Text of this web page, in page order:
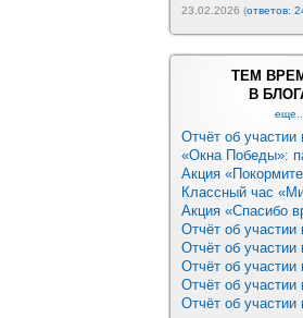
23.02.2026 (ответов:
ТЕМ
В
еще...
Отчёт об участии
«Окна Победы»:
Акция
Классный час
Акция «Спасибо
Отчёт об участии
Отчёт об участии
Отчёт об участии
Отчёт об участии
Отчёт об участии